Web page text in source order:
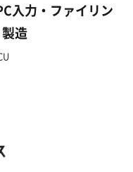
入力・ファイリン
造